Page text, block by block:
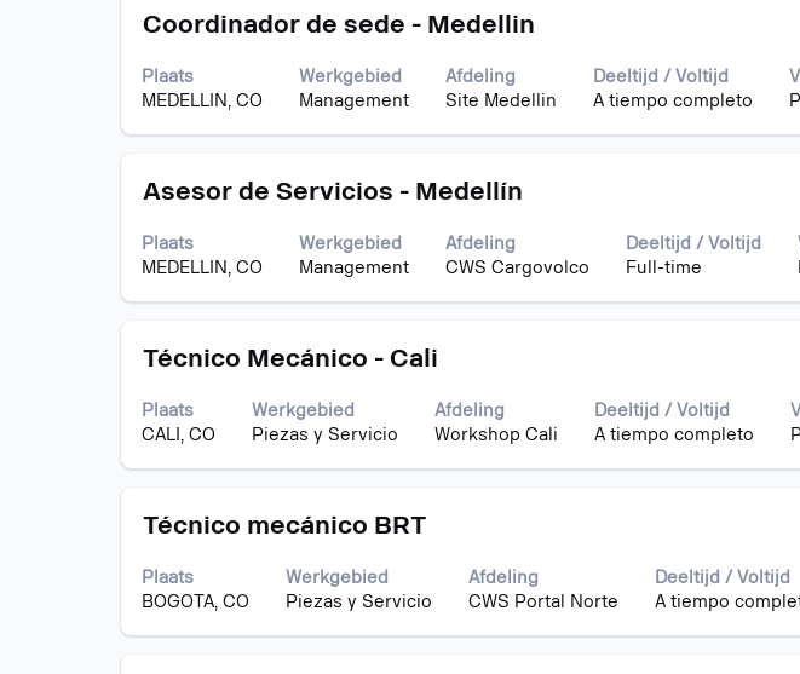
worden
Gebruik
de
om
de
met
banen
om
de
van
functiegegevens
weer
geven.
Titel
Coordinador de sede - Medellin
Plaats
MEDELLIN, CO
Werkgebied
Management
Afdeling
Site Medellin
Deeltijd / Voltijd
A tiempo completo
Selecteer
spatiebalk
om
volledige
van
functiegegevens
weer
geven.
Titel
Asesor de Servicios - Medellín
Plaats
MEDELLIN, CO
Werkgebied
Management
Afdeling
CWS Cargovolco
Deeltijd / Voltijd
Full-time
Selecteer
spatiebalk
om
volledige
van
functiegegevens
weer
geven.
Titel
Técnico Mecánico - Cali
Plaats
CALI, CO
Werkgebied
Piezas y Servicio
Afdeling
Workshop Cali
Deeltijd / Voltijd
A tiempo completo
Selecteer
spatiebalk
om
volledige
van
functiegegevens
weer
geven.
Titel
Técnico mecánico BRT
Plaats
BOGOTA, CO
Werkgebied
Piezas y Servicio
Afdeling
CWS Portal Norte
Deeltijd / Voltijd
A tiempo
Selecteer
spatiebalk
om
volledige